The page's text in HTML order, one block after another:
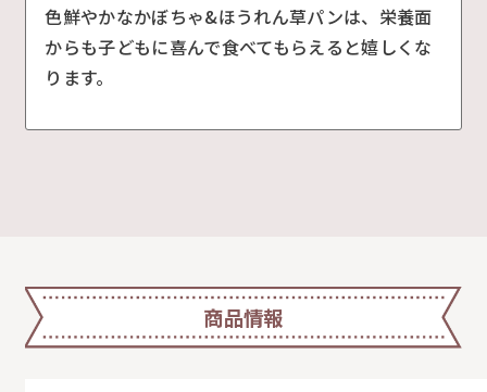
色鮮やかなかぼちゃ&ほうれん草パンは、栄養面
からも子どもに喜んで食べてもらえると嬉しくな
ります。
商品情報